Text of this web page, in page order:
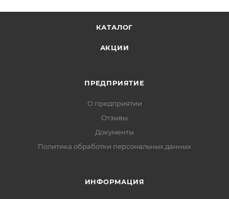
КАТАЛОГ
АКЦИИ
ПРЕДПРИЯТИЕ
О предприятии
Отзывы
Документы
Политика обработки персональных данных
ИНФОРМАЦИЯ